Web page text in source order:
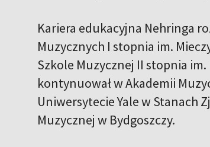
Kariera edukacyjna Nehringa
Muzycznych I stopnia im.
Szkole Muzycznej II stopnia
kontynuował w Akademii
Uniwersytecie Yale w Stanach
Muzycznej w Bydgoszczy.